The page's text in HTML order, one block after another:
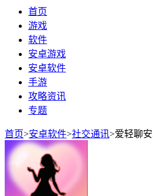
首页
游戏
软件
安卓游戏
安卓软件
手游
攻略资讯
专题
首页>安卓软件>社交通讯>爱轻聊